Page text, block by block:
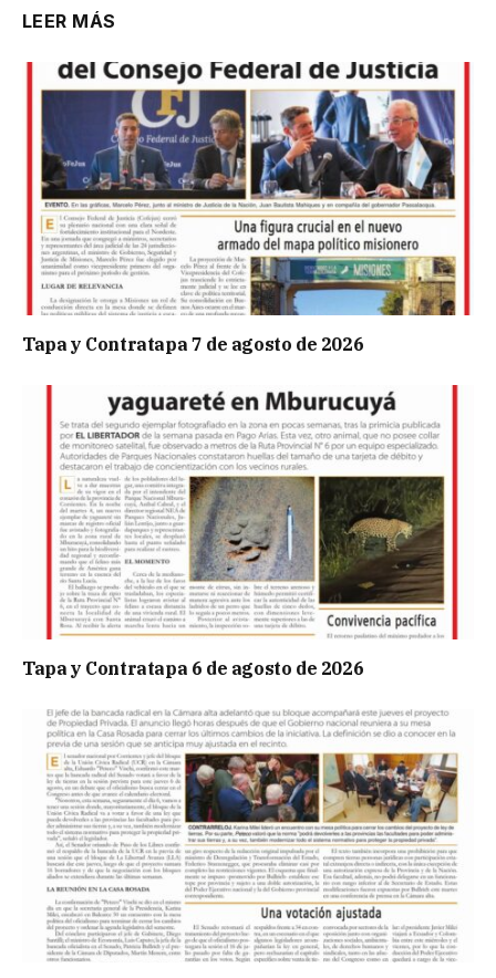
LEER MÁS
Tapa y Contratapa 7 de agosto de 2026
Tapa y Contratapa 6 de agosto de 2026